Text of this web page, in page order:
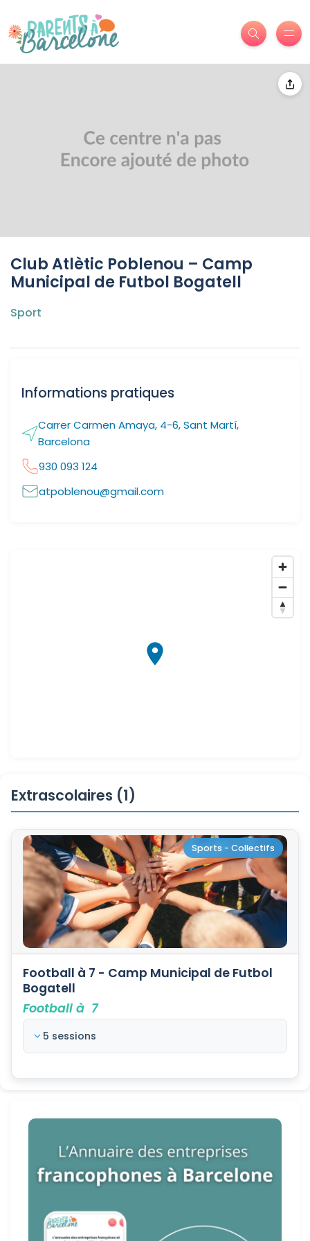
Club Atlètic Poblenou – Camp
Municipal de Futbol Bogatell
Sport
Informations pratiques
Carrer Carmen Amaya, 4-6, Sant Martí,
Barcelona
930 093 124
atpoblenou@gmail.com
Extrascolaires (1)
Sports - Collectifs
Football à 7 - Camp Municipal de Futbol
Bogatell
Football à 7
5 sessions